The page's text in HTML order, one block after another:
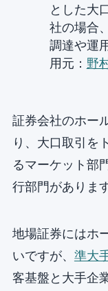
とした大
社の場合
調達や運
用元： 野
証券会社のホー
り、大口取引を
るマーケット部
行部門があります
地場証券にはホ
いですが、 準大
客基盤と大手企